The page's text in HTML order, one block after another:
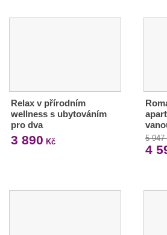
Relax v přírodním
wellness s ubytováním
pro dva
3 890 Kč 5 947
4